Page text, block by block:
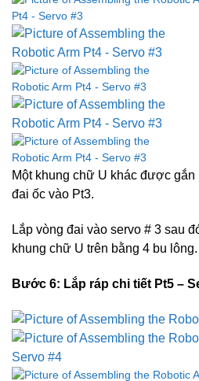
Một khung chữ U khác được gắn
đai ốc vào Pt3.
Lắp vòng đai vào servo # 3 sau
khung chữ U trên bằng 4 bu lông.
Bước 6: Lắp ráp chi tiết Pt5 –